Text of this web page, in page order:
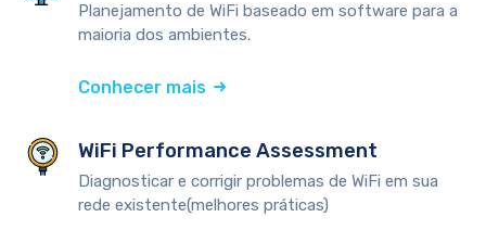
Planejamento de WiFi baseado em software para a
maioria dos ambientes.
Conhecer mais
WiFi Performance Assessment
Diagnosticar e corrigir problemas de WiFi em sua
rede existente(melhores práticas)